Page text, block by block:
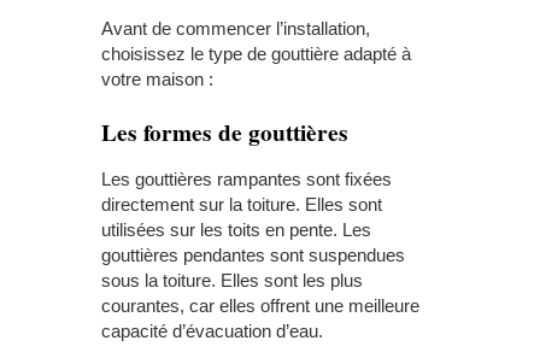
Avant de commencer l’installation,
choisissez le type de gouttière adapté à
votre maison :
Les formes de gouttières
Les gouttières rampantes sont fixées
directement sur la toiture. Elles sont
utilisées sur les toits en pente. Les
gouttières pendantes sont suspendues
sous la toiture. Elles sont les plus
courantes, car elles offrent une meilleure
capacité d’évacuation d’eau.